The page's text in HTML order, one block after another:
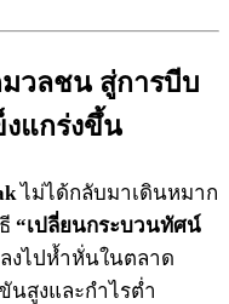
วลชน สู่การบีบ
แกร่งขึ้น
ไม่ได้กลับมาเดินหมาก
“เปลี่ยนกระบวนทัศน์
งไปห้ำหั่นในตลาด
นสูงและกำไรต่ำ